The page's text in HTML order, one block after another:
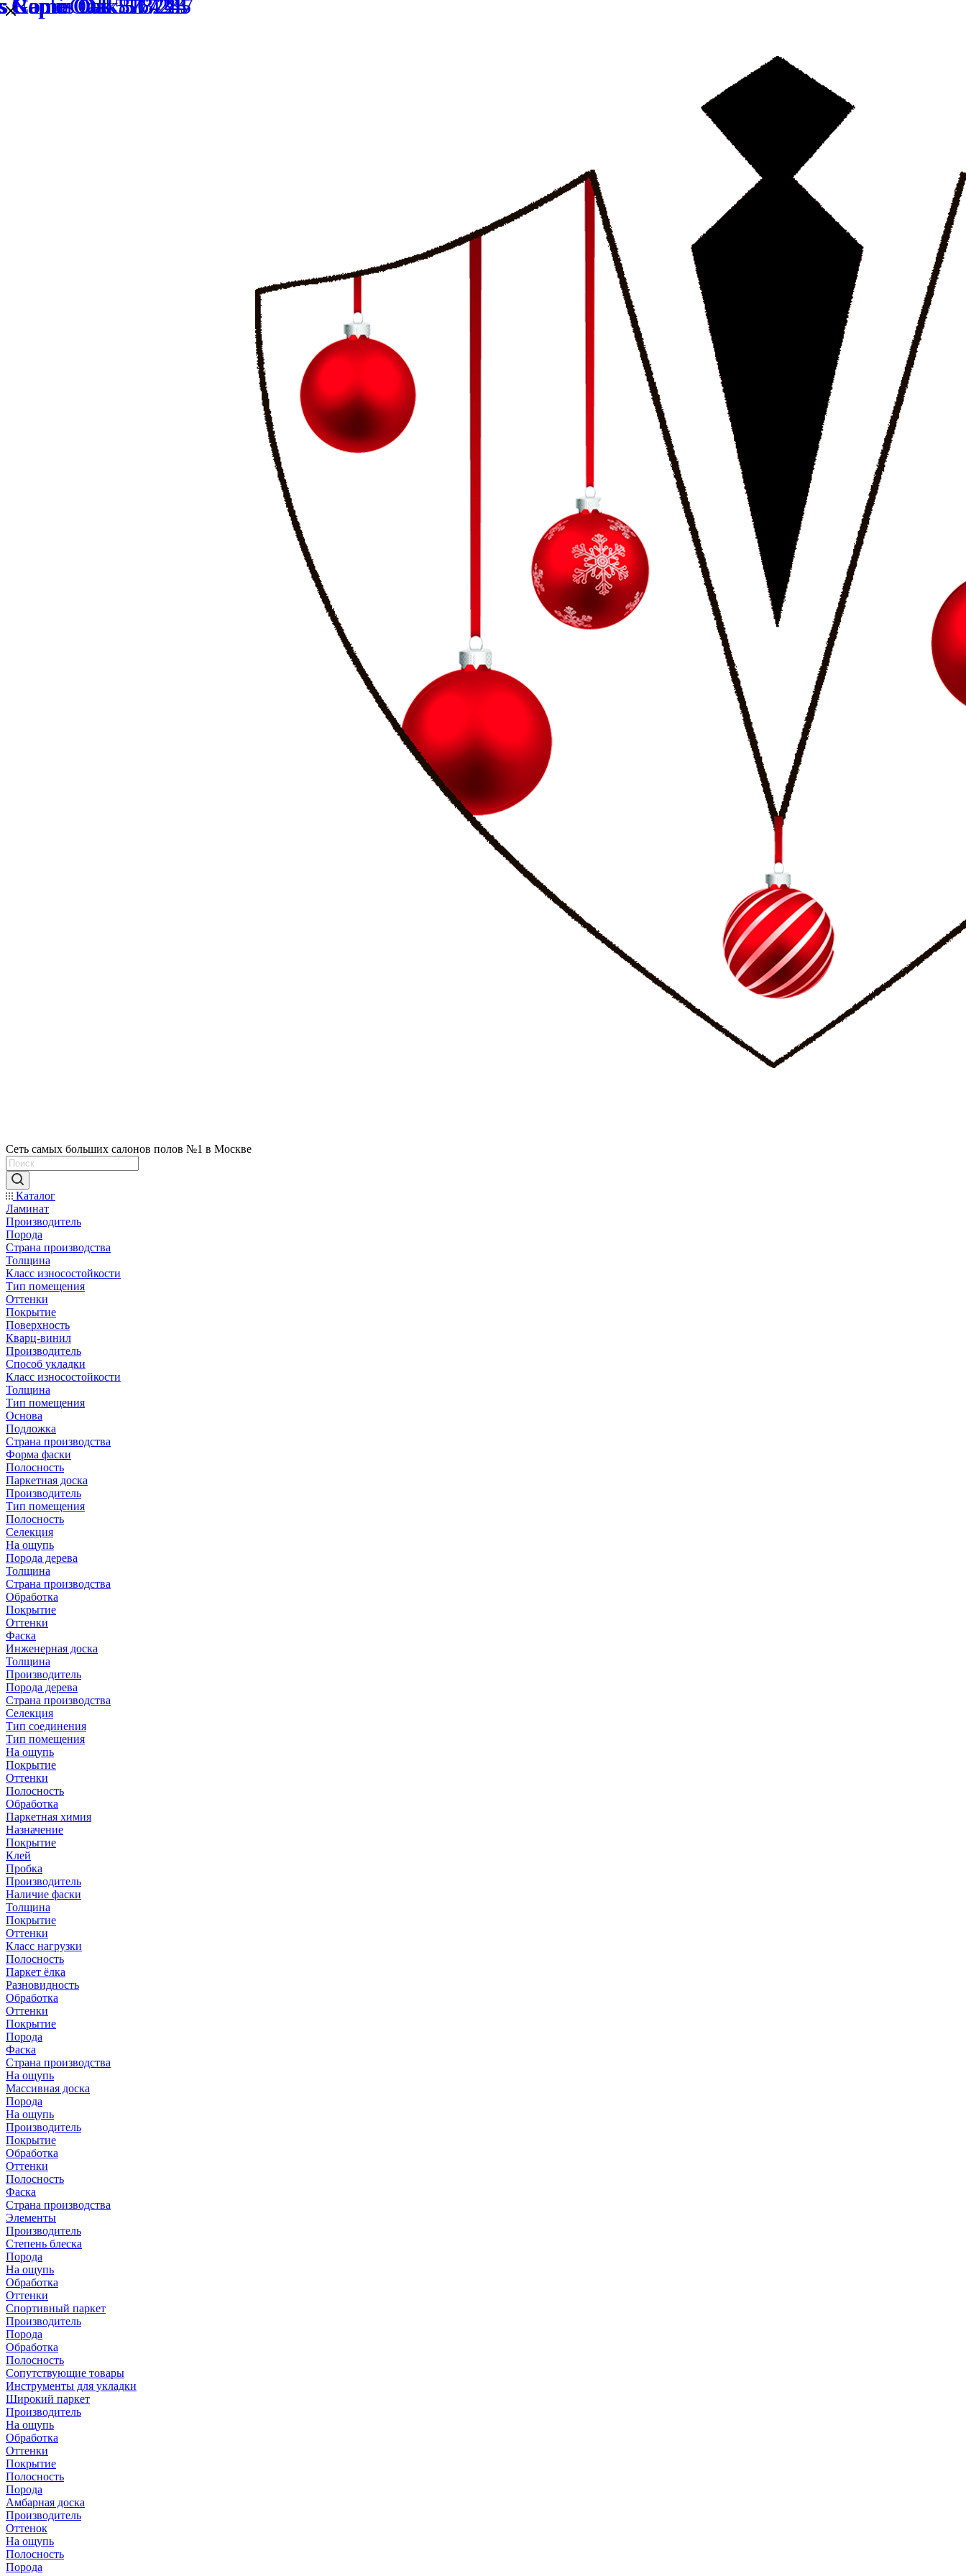
Сеть самых больших салонов полов №1 в Москве
Каталог
Ламинат
Производитель
Порода
Страна производства
Толщина
Класс износостойкости
Тип помещения
Оттенки
Покрытие
Поверхность
Кварц-винил
Производитель
Способ укладки
Класс износостойкости
Толщина
Тип помещения
Основа
Подложка
Страна производства
Форма фаски
Полосность
Паркетная доска
Производитель
Тип помещения
Полосность
Селекция
На ощупь
Порода дерева
Толщина
Страна производства
Обработка
Покрытие
Оттенки
Фаска
Инженерная доска
Толщина
Производитель
Порода дерева
Страна производства
Селекция
Тип соединения
Тип помещения
На ощупь
Покрытие
Оттенки
Полосность
Обработка
Паркетная химия
Назначение
Покрытие
Клей
Пробка
Производитель
Наличие фаски
Толщина
Покрытие
Оттенки
Класс нагрузки
Полосность
Паркет ёлка
Разновидность
Обработка
Оттенки
Покрытие
Порода
Фаска
Страна производства
На ощупь
Массивная доска
Порода
На ощупь
Производитель
Покрытие
Обработка
Оттенки
Полосность
Фаска
Страна производства
Элементы
Производитель
Степень блеска
Порода
На ощупь
Обработка
Оттенки
Спортивный паркет
Производитель
Порода
Обработка
Полосность
Сопутствующие товары
Инструменты для укладки
Широкий паркет
Производитель
На ощупь
Обработка
Оттенки
Покрытие
Полосность
Порода
Амбарная доска
Производитель
Оттенок
На ощупь
Полосность
Порода